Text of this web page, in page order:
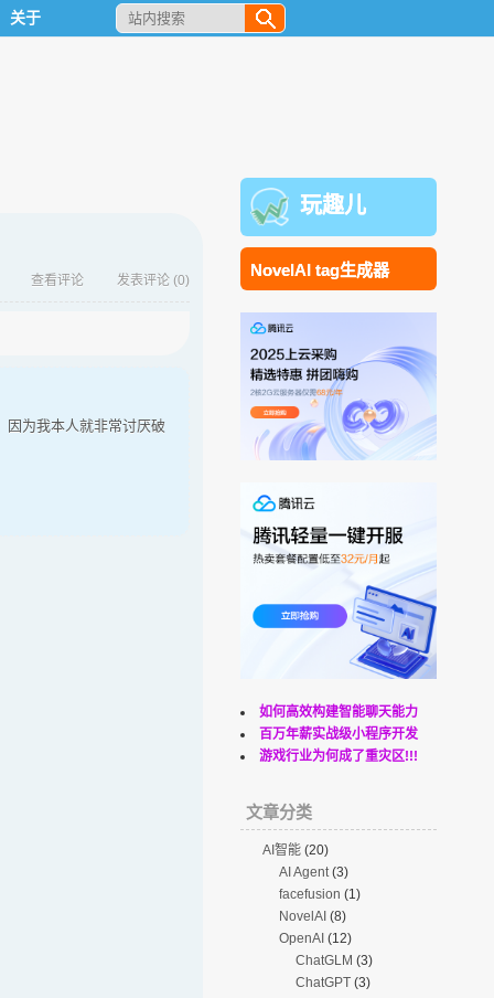
关于
发表评论(0)
查看评论
因为我本人就非常讨厌破
玩趣儿
NovelAI tag生成器
如何高效构建智能聊天能力
百万年薪实战级小程序开发
游戏行业为何成了重灾区!!!
文章分类
AI智能(20)
AI Agent(3)
facefusion (1)
NovelAI(8)
OpenAI(12)
ChatGLM (3)
ChatGPT(3)